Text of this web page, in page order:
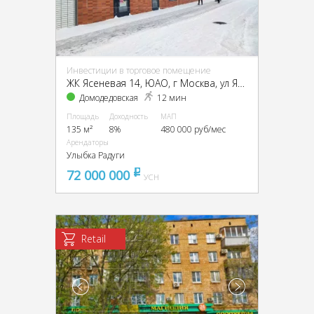
Инвестиции в торговое помещение
Домодедовская 12 мин
Площадь
135 м²
Доходность
8%
МАП
480 000 руб/мес
Арендаторы
Улыбка Радуги
72 000 000 pуб
УСН
Retail